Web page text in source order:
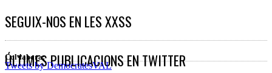
SEGUIX-NOS EN LES XXSS
ÚLTIMES PUBLICACIONS EN TWITTER
Tweets by DemocratesVAL
Col·labora: